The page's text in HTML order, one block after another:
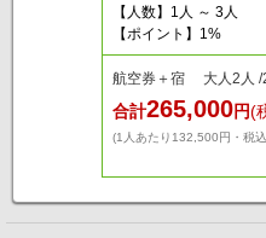
【人数】1人 ～ 3人
【ポイント】1%
航空券＋宿 大人2人 /
合計265,000円(
(1人あたり132,500円・税